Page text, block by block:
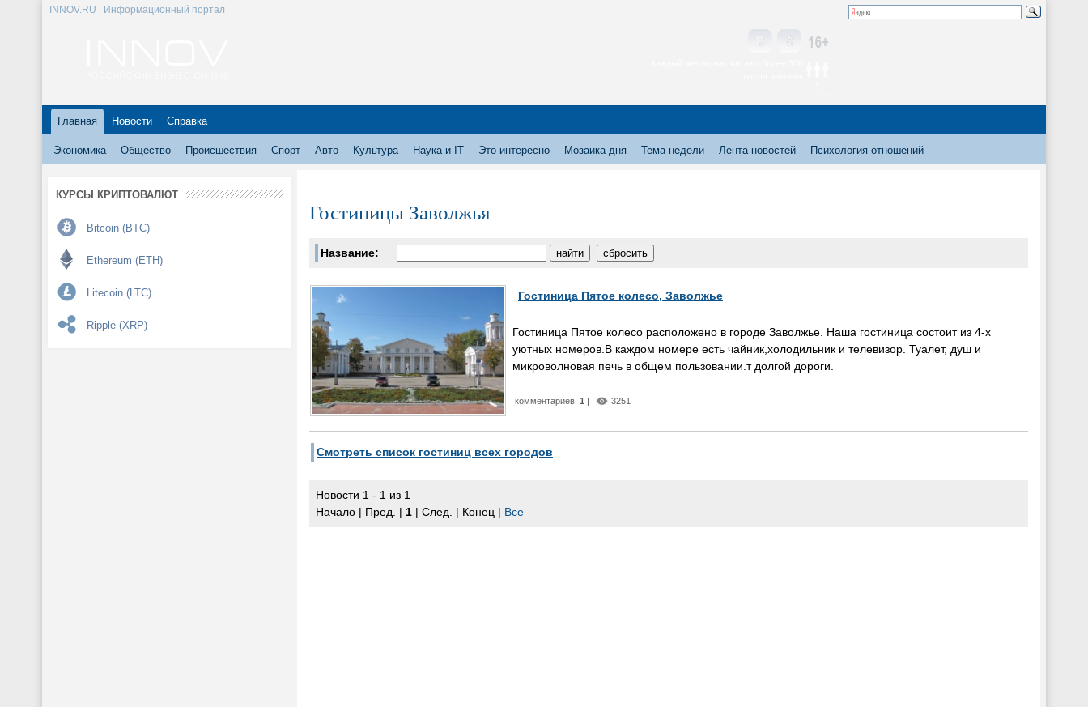
INNOV.RU | Информационный портал
Главная Новости Справка
Экономика Общество Происшествия Спорт Авто Культура Наука и IT Это интересно Мозаика дня Тема недели Лента новостей Психология отношений
КУРСЫ КРИПТОВАЛЮТ
Bitcoin (BTC)
Ethereum (ETH)
Litecoin (LTC)
Ripple (XRP)
Гостиницы Заволжья
Название:
Гостиница Пятое колесо, Заволжье
Гостиница Пятое колесо расположено в городе Заволжье. Наша гостиница состоит из 4-х
уютных номеров.В каждом номере есть чайник,холодильник и телевизор. Туалет, душ и
микроволновая печь в общем пользовании.т долгой дороги.
комментариев: 1 | 3251
Смотреть список гостиниц всех городов
Новости 1 - 1 из 1
Начало | Пред. | 1 | След. | Конец | Все